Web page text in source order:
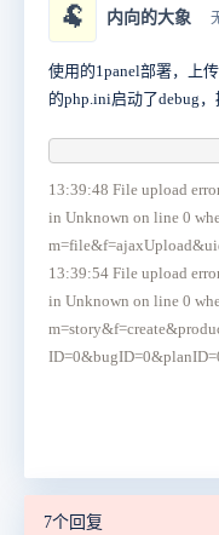
🐏 内向的大象
使用的1panel部署，上
的php.ini启动了debug，
13:39:48 File upload
in Unknown on line 0
13:39:54 File upload
in Unknown on line 0
7个回复